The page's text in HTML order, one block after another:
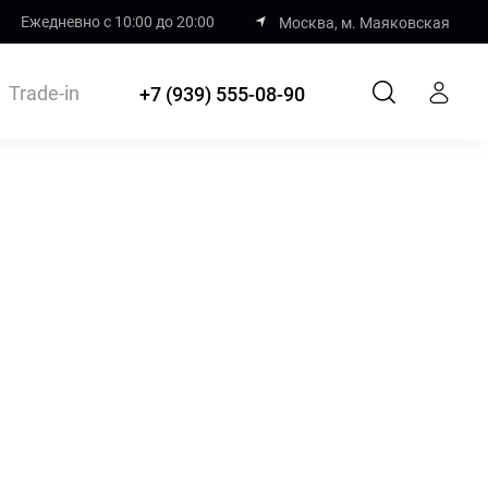
Ежедневно с 10:00 до 20:00 Москва, м. Маяковская
Trade-in +7 (939) 555-08-90